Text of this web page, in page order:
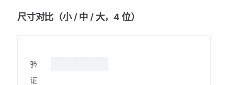
尺寸对比（小 / 中 / 大，4 位）
验
证